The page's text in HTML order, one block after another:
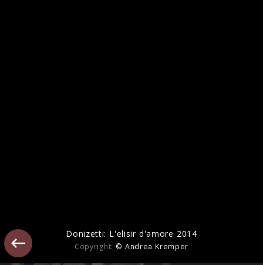
Donizetti: L'elisir d'amore 2014
Copyright: © Andrea Kremper